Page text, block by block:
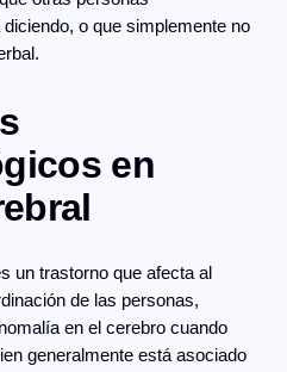
o que simplemente no
en
un trastorno que afecta al
de las personas,
en el cerebro cuando
generalmente está asociado